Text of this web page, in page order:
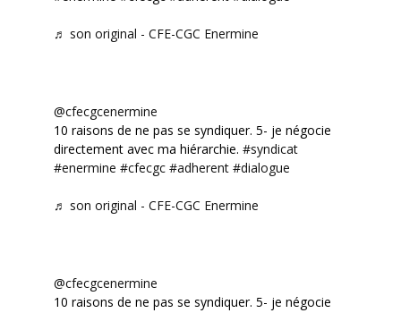
♬ son original - CFE-CGC Enermine
@cfecgcenermine
10 raisons de ne pas se syndiquer. 5- je négocie
directement avec ma hiérarchie. #syndicat
#enermine #cfecgc #adherent #dialogue
♬ son original - CFE-CGC Enermine
@cfecgcenermine
10 raisons de ne pas se syndiquer. 5- je négocie